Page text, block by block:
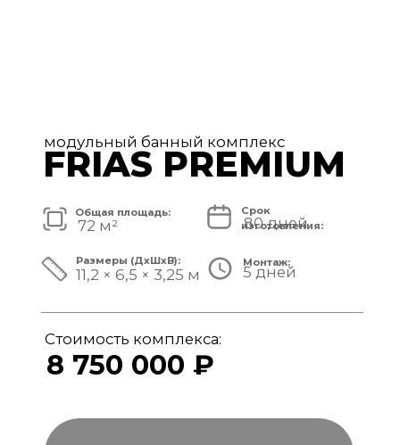
6 950 000 ₽
11,7 × 3,9 × 3,25 м
80 дней
48 м²
Общая площадь:
модульный банный комплекс
TISAN LUXE